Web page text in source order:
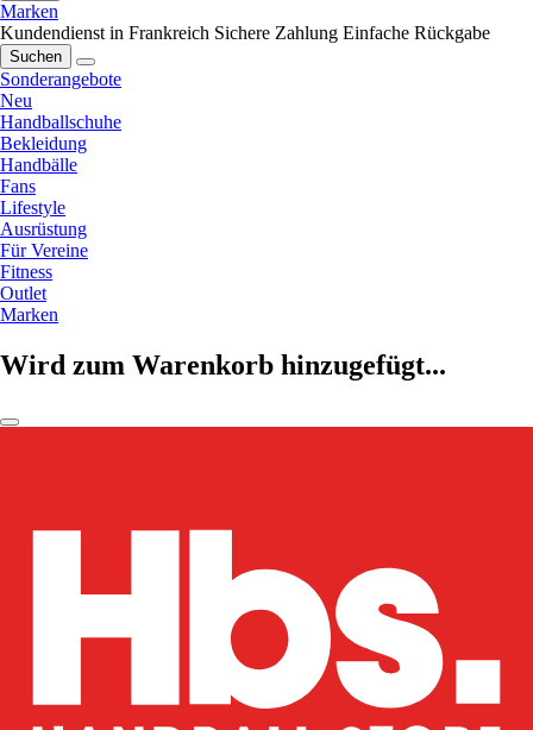
Marken
Kundendienst in Frankreich Sichere Zahlung Einfache Rückgabe
Suchen
Sonderangebote
Neu
Handballschuhe
Bekleidung
Handbälle
Fans
Lifestyle
Ausrüstung
Für Vereine
Fitness
Outlet
Marken
Wird zum Warenkorb hinzugefügt...